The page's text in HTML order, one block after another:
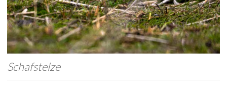
Schafstelze